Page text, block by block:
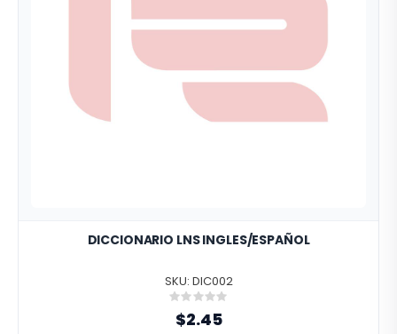
DICCIONARIO LNS INGLES/ESPAÑOL
SKU: DIC002
Rating:
0%
$2.45